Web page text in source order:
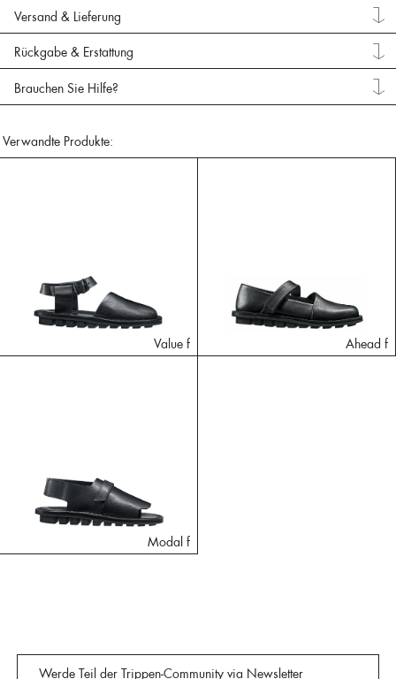
Versand & Lieferung
Rückgabe & Erstattung
Brauchen Sie Hilfe?
Verwandte Produkte:
Value f Ahead f
Modal f
Werde Teil der Trippen-Community via Newsletter